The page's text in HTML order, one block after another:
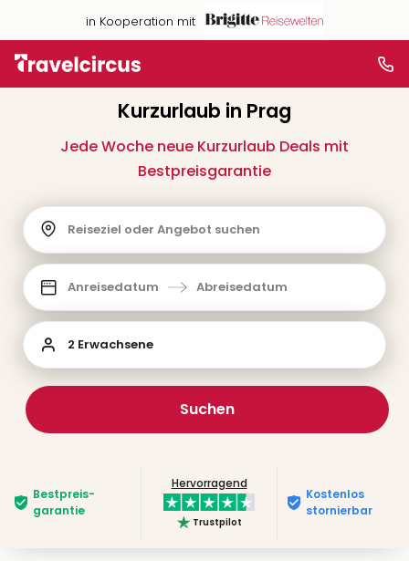
in Kooperation mit
Kurzurlaub in Prag
Jede Woche neue Kurzurlaub Deals mit
Bestpreisgarantie
Reiseziel oder Angebot suchen
Anreisedatum Abreisedatum
2 Erwachsene
Suchen
Bestpreis­
garantie
Hervorragend
Trustpilot
Kostenlos
stornierbar